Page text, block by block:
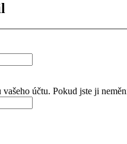
vašeho účtu. Pokud jste ji